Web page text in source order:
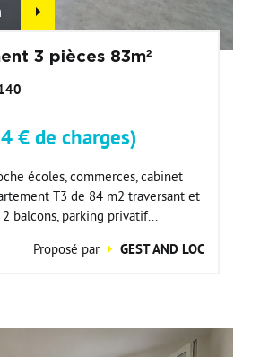
3 pièces 83m²
€ de charges)
écoles, commerces, cabinet
T3 de 84 m2 traversant et
balcons, parking privatif...
Proposé par
GEST AND LOC